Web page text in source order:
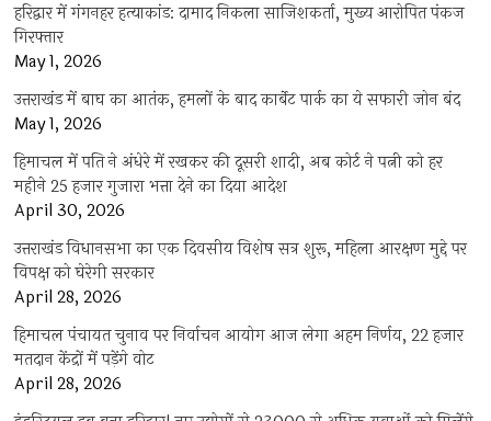
हरिद्वार में गंगनहर हत्याकांड: दामाद निकला साजिशकर्ता, मुख्य आरोपित पंकज
गिरफ्तार
May 1, 2026
उत्तराखंड में बाघ का आतंक, हमलों के बाद कार्बेट पार्क का ये सफारी जोन बंद
May 1, 2026
हिमाचल में पति ने अंधेरे में रखकर की दूसरी शादी, अब कोर्ट ने पत्नी को हर
महीने 25 हजार गुजारा भत्ता देने का दिया आदेश
April 30, 2026
उत्तराखंड विधानसभा का एक दिवसीय विशेष सत्र शुरू, महिला आरक्षण मुद्दे पर
विपक्ष को घेरेगी सरकार
April 28, 2026
हिमाचल पंचायत चुनाव पर निर्वाचन आयोग आज लेगा अहम निर्णय, 22 हजार
मतदान केंद्रों में पड़ेंगे वोट
April 28, 2026